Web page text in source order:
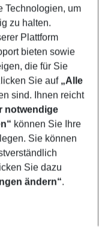
Technologien, um
zu halten.
Plattform
bieten sowie
die für Sie
Sie auf „Alle
sind. Ihnen reicht
notwendige
können Sie Ihre
Sie können
Sie dazu
ändern“.